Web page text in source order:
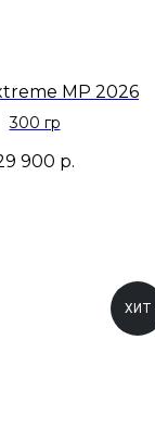
MP 2026
300 гр
900 р.
ХИТ